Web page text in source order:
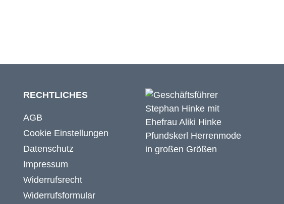
RECHTLICHES
AGB
Cookie Einstellungen
Datenschutz
Impressum
Widerrufsrecht
Widerrufsformular